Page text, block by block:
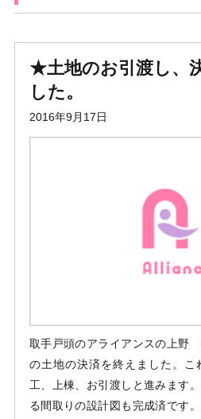
★土地のお引渡し、
した。
2016年9月17日
取手戸頭のアライアンスの上野
の土地の決済を終えました。こ
工、上棟、お引渡しと進みます
る間取りの設計図も完成済です